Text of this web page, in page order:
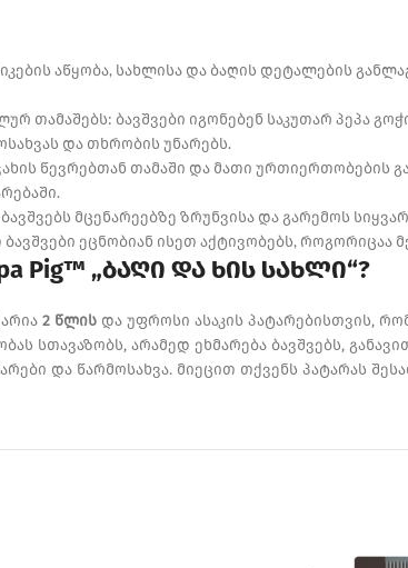
აწყობა, სახლისა და ბაღის დეტალების
თამაშებს: ბავშვები იგონებენ საკუთარ პეპა
და თხრობის უნარებს.
წევრებთან თამაში და მათი ურთიერთობების
მცენარეებზე ზრუნვისა და გარემოს
ეცნობიან ისეთ აქტივობებს, როგორიცაა
Pig™ „ბაღი და ხის სახლი“?
2 წლის და უფროსი ასაკის პატარებისთვის,
სთავაზობს, არამედ ეხმარება ბავშვებს,
და წარმოსახვა. მიეცით თქვენს პატარას